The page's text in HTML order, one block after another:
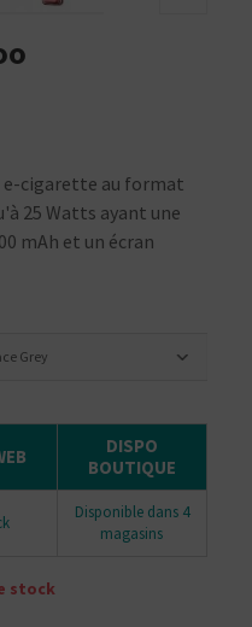
e-cigarette au format
25 Watts ayant une
mAh et un écran
Grey
DISPO
BOUTIQUE
Disponible dans 4
magasins
stock